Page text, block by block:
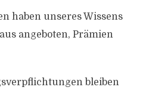
haben unseres Wissens
angeboten, Prämien
bleiben